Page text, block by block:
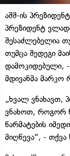
აშშ-ის
პრეზიდენტ
შესაძლებელია
თუმცა შედეგი
დამოკიდებული, -
მდივანმა მარკო
„ხვალ ვნახავთ,
ვნახოთ, როგორ
წარმატების
მიღწევა“, -